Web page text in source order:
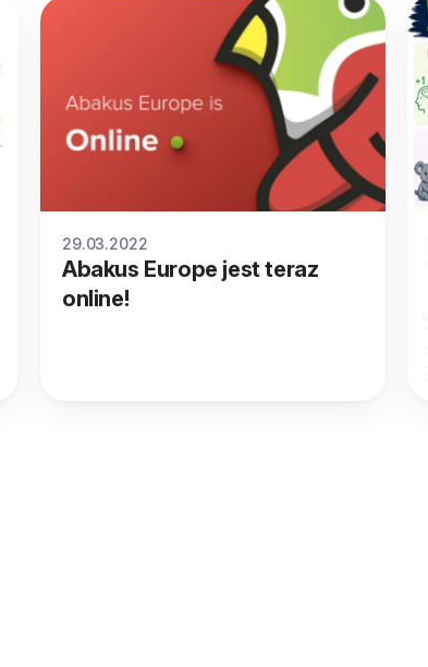
29.03.2022
Abakus Europe jest teraz
online!